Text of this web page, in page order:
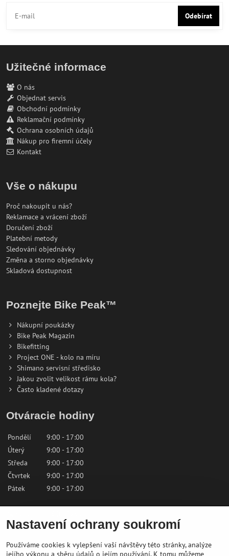
Odebírat
Užitečné informace
O nás
Objednat servis
Obchodní podmínky
Reklamační podmínky
Ochrana osobních údajů
Nákup pro firemní účely
Kontakt
Vše o nákupu
Proč nakoupit u nás?
Reklamace a vrácení zboží
Doručení zboží
Platební metody
Sledování objednávky
Změna a storno objednávky
Skladová dostupnost
Poznejte Bike Peak™
Nákupní poukázky
Bike Peak Magazin
Bikefitting
Project ONE - kolo na míru
Shimano servisní středisko
Jakou zvolit velikost rámu kola?
Často kladené dotazy
Otváracie hodiny
Pondělí
9:00 - 17:00
Úterý
9:00 - 17:00
Středa
9:00 - 17:00
Čtvrtek
9:00 - 17:00
Pátek
9:00 - 17:00
Neděle
Zavřeno
Nastavení ochrany soukromí
Používáme cookies k vylepšení vaší návštěvy této stránky, analýze
jejího výkonu a sběru údajů o jejím používání. K tomu můžeme